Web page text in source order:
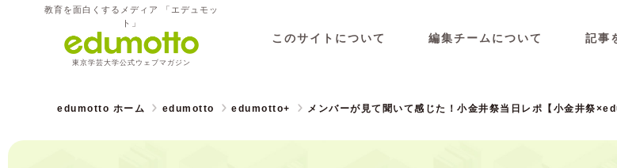
教育を面白くするメディア 「エデュモッ
ト」
東京学芸大学公式ウェブマガジン
このサイトについて 編集チームについて 記事
edumotto ホーム edumotto edumotto+ メンバーが見て聞いて感じた！小金井祭当日レポ【小金井祭